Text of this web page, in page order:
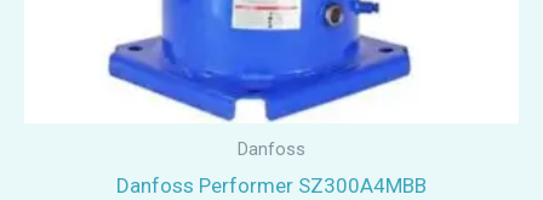
Danfoss
Danfoss Performer SZ300A4MBB